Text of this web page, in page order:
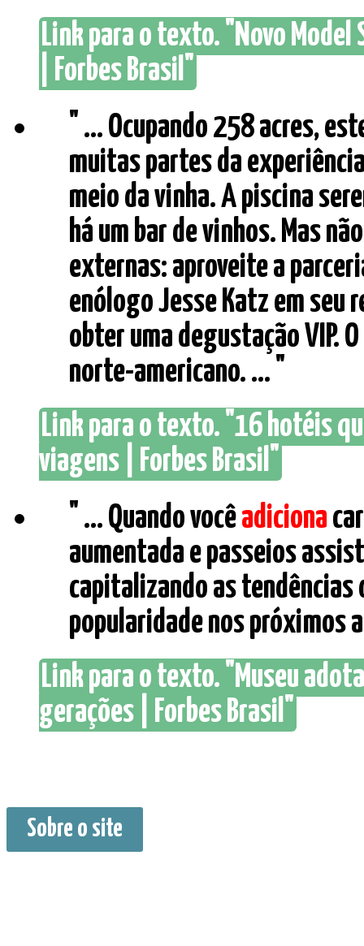
Link para o texto. "Novo Model
| Forbes Brasil"
" ... Ocupando 258 acres,
muitas partes da
meio da vinha. A piscina
há um bar de vinhos. Mas
externas: aproveite a
enólogo Jesse Katz em seu
obter uma degustação VIP.
norte-americano. ... "
Link para o texto. "16 hotéis
viagens | Forbes Brasil"
" ... Quando vocêadiciona
aumentada e passeios
capitalizando as
popularidade nos próximos
Link para o texto. "Museu
gerações | Forbes Brasil"
Sobre o site